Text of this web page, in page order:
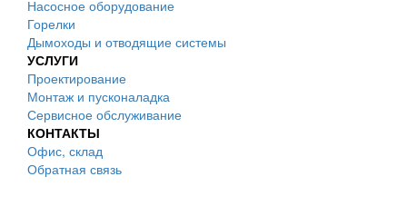
Насосное оборудование
Горелки
Дымоходы и отводящие системы
УСЛУГИ
Проектирование
Монтаж и пусконаладка
Сервисное обслуживание
КОНТАКТЫ
Офис, склад
Обратная связь